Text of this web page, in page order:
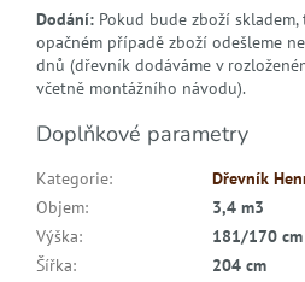
Dodání: Pokud bude zboží
opačném případě zboží odešleme
dnů (dřevník dodáváme v
včetně montážního návodu).
Doplňkové parametry
Kategorie:
Dřevník
Objem:
3,4 m3
Výška:
181/170 cm
Šířka:
204 cm